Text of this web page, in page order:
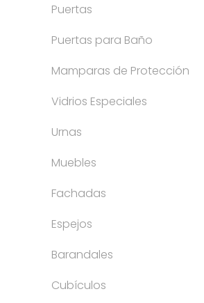
Puertas
Puertas para Baño
Mamparas de Protección
Vidrios Especiales
Urnas
Muebles
Fachadas
Espejos
Barandales
Cubículos